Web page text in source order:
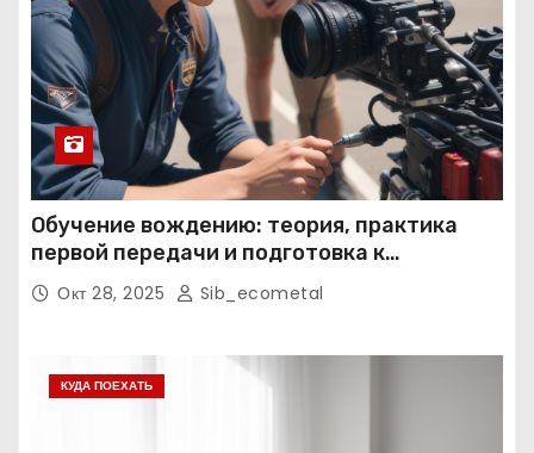
Обучение вождению: теория, практика
первой передачи и подготовка к
экзаменам
Окт 28, 2025 Sib_ecometal
КУДА ПОЕХАТЬ